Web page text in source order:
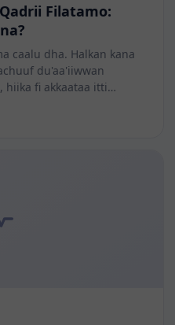
Filatamo:
caalu dha. Halkan kana
du'aa'iiwwan
hiika fi akkaataa itti…